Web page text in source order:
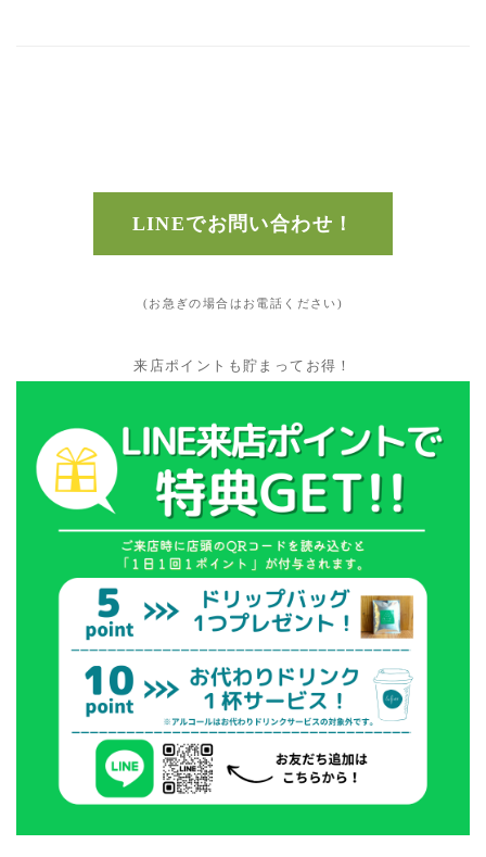
LINEでお問い合わせ！
(お急ぎの場合はお電話ください)
来店ポイントも貯まってお得！